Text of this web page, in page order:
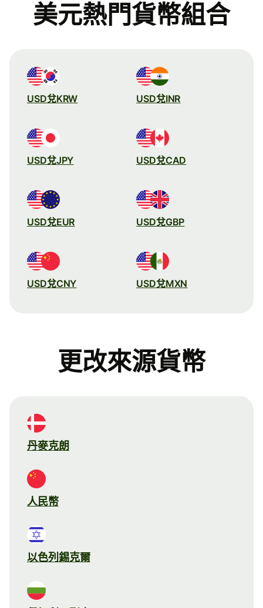
美元熱門貨幣組合
USD兌KRW USD兌INR
USD兌JPY USD兌CAD
USD兌EUR USD兌GBP
USD兌CNY USD兌MXN
更改來源貨幣
丹麥克朗
人民幣
以色列錫克爾